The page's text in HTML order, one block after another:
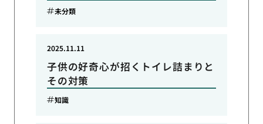
未分類
子供の好奇心が招くトイレ詰まりと
その対策
2025.11.11
知識